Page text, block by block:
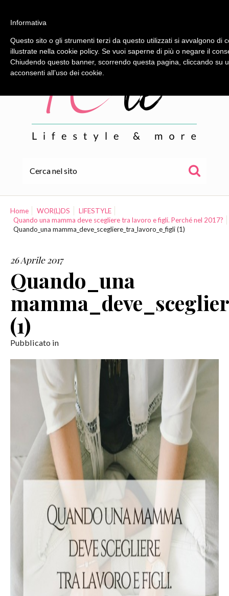
WOR(L)DS
COLLABORAZIONI
CONTATTI
Home WOR(L)DS
LIFESTYLE
Quando una mamma deve scegliere tra lavoro e figli. Perché nel 2017?
Quando_una mamma_deve_scegliere_tra_lavoro_e_figli (1)
26 Aprile 2017
Quando_una
(1)
Pubblicato in
Informativa
Questo sito o gli strumenti terzi da questo utilizzati si avvalgono di
illustrate nella cookie policy. Se vuoi saperne di più o negare il
Chiudendo questo banner, scorrendo questa pagina, cliccando su
acconsenti all’uso dei cookie.